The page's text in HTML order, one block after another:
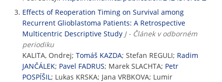
Effects of Reoperation Timing on Survival among
Recurrent Glioblastoma Patients: A Retrospective
Multicentric Descriptive Study J - Článek v odborném
periodiku
KALITA, Ondrej; Tomáš KAZDA; Stefan REGULI; Radim
JANČÁLEK; Pavel FADRUS; Marek SLACHTA; Petr
POSPÍŠIL ; Lukas KRSKA; Jana VRBKOVA; Lumir